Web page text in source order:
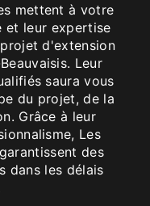
mettent à votre
et leur expertise
d'extension
Leur
saura vous
du projet, de la
Grâce à leur
Les
des
dans les délais